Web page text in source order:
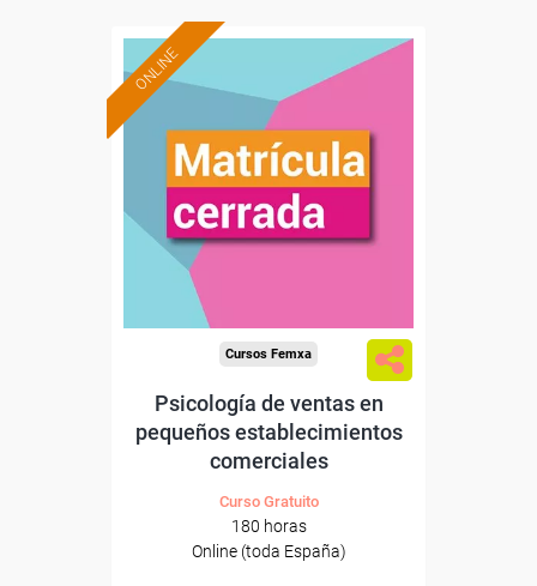
ONLINE
Cursos Femxa
Psicología de ventas en
pequeños establecimientos
comerciales
Curso Gratuito
180 horas
Online (toda España)